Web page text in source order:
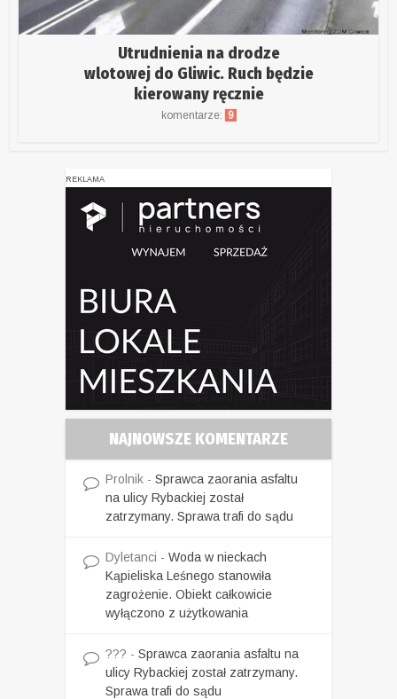
Utrudnienia na drodze
wlotowej do Gliwic. Ruch będzie
kierowany ręcznie
komentarze: 9
REKLAMA
NAJNOWSZE KOMENTARZE
Prolnik - Sprawca zaorania asfaltu
na ulicy Rybackiej został
zatrzymany. Sprawa trafi do sądu
Dyletanci - Woda w nieckach
Kąpieliska Leśnego stanowiła
zagrożenie. Obiekt całkowicie
wyłączono z użytkowania
??? - Sprawca zaorania asfaltu na
ulicy Rybackiej został zatrzymany.
Sprawa trafi do sądu